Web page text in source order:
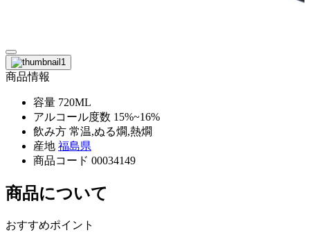
商品情報
容量 720ML
アルコール度数 15%~16%
飲み方 常温,ぬる燗,熱燗
産地 福島県
商品コード 00034149
商品について
おすすめポイント